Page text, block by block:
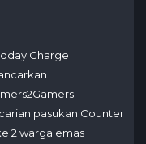
Charge
pasukan Counter
2 warga emas